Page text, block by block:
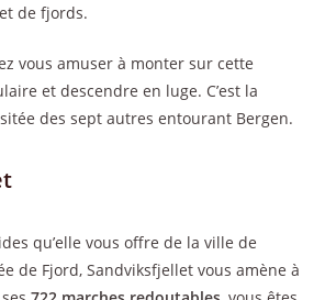
de fjords.
vous amuser à monter sur cette
et descendre en luge. C’est la
des sept autres entourant Bergen.
qu’elle vous offre de la ville de
de Fjord, Sandviksfjellet vous amène à